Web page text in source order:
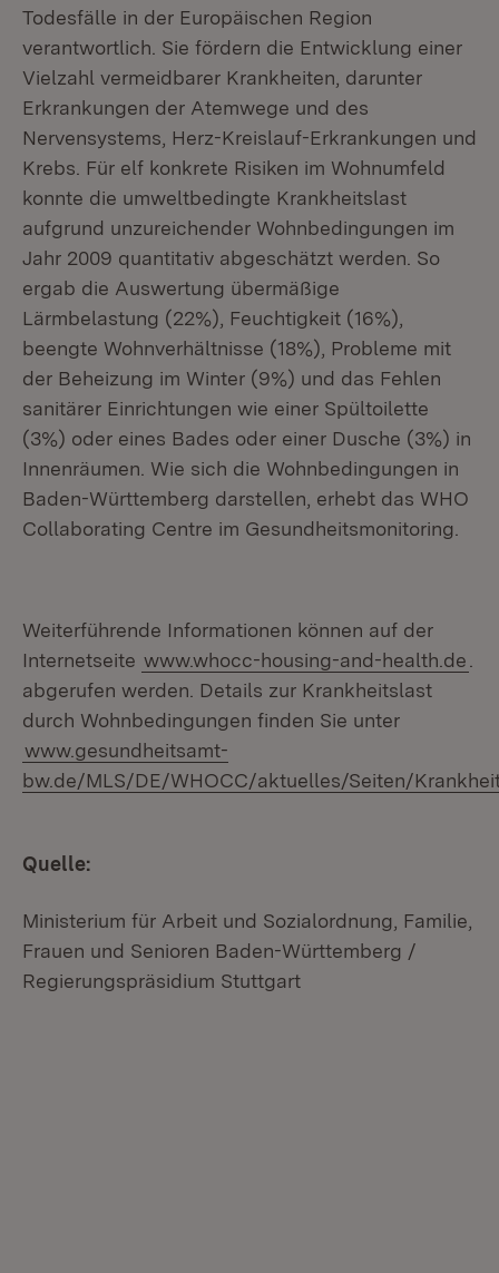
Todesfälle in der Europäischen Region
verantwortlich. Sie fördern die Entwicklung einer
Vielzahl vermeidbarer Krankheiten, darunter
Erkrankungen der Atemwege und des
Nervensystems, Herz-Kreislauf-Erkrankungen und
Krebs. Für elf konkrete Risiken im Wohnumfeld
konnte die umweltbedingte Krankheitslast
aufgrund unzureichender Wohnbedingungen im
Jahr 2009 quantitativ abgeschätzt werden. So
ergab die Auswertung übermäßige
Lärmbelastung (22%), Feuchtigkeit (16%),
beengte Wohnverhältnisse (18%), Probleme mit
der Beheizung im Winter (9%) und das Fehlen
sanitärer Einrichtungen wie einer Spültoilette
(3%) oder eines Bades oder einer Dusche (3%) in
Innenräumen. Wie sich die Wohnbedingungen in
Baden-Württemberg darstellen, erhebt das WHO
Collaborating Centre im Gesundheitsmonitoring.
Weiterführende Informationen können auf der
Internetseite www.whocc-housing-and-health.de
abgerufen werden. Details zur Krankheitslast
durch Wohnbedingungen finden Sie unter
www.gesundheitsamt-
bw.de/MLS/DE/WHOCC/aktuelles/Seiten/
Quelle:
Ministerium für Arbeit und Sozialordnung, Familie,
Frauen und Senioren Baden-Württemberg /
Regierungspräsidium Stuttgart